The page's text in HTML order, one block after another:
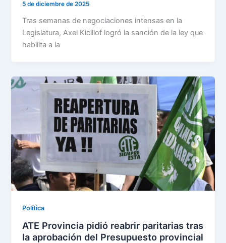
5 de diciembre de 2025
Tras semanas de negociaciones intensas en la
Legislatura, Axel Kicillof logró la sanción de la ley que
habilita a la
Política
ATE Provincia pidió reabrir paritarias tras
la aprobación del Presupuesto provincial